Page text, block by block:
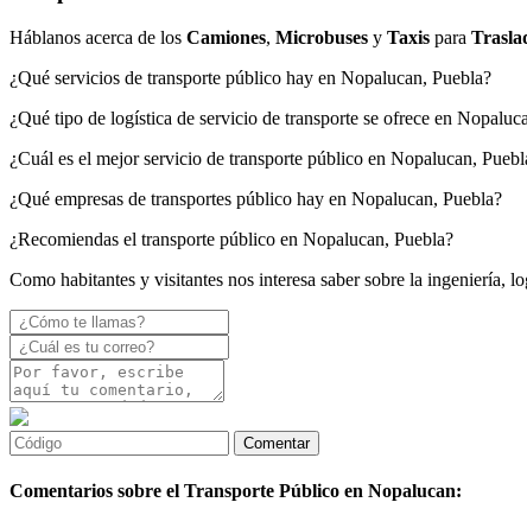
Háblanos acerca de los Camiones, Microbuses y Taxis para
¿Qué servicios de transporte público hay en Nopalucan, Puebla?
¿Qué tipo de logística de servicio de transporte se ofrece en
¿Cuál es el mejor servicio de transporte público en Nopalucan,
¿Qué empresas de transportes público hay en Nopalucan, Puebla?
¿Recomiendas el transporte público en Nopalucan, Puebla?
Como habitantes y visitantes nos interesa saber sobre la ingeniería,
Comentarios sobre el Transporte Público en Nopalucan: